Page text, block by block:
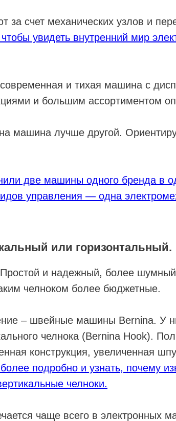
за счет механических узлов и
увидеть внутренний мир
и тихая машина с
и большим ассортиментом
машина лучше другой.
две машины одного бренда в
управления — одна
или горизонтальный.
и надежный, более
челноком более бюджетные.
– швейные машины Bernina. У
челнока (Bernina Hook).
конструкция, увеличенная
подробно и узнать, почему
челноки.
чаще всего в электронных